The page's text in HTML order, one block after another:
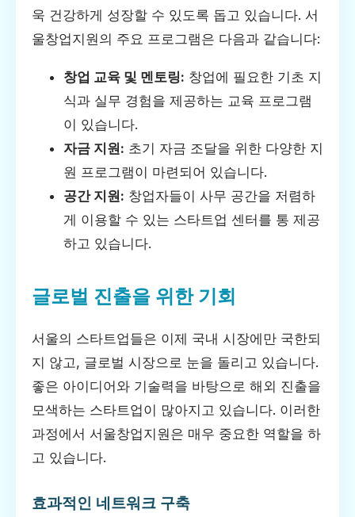
욱 건강하게 성장할 수 있도록 돕고 있습니다. 서
울창업지원의 주요 프로그램은 다음과 같습니다:
창업 교육 및 멘토링: 창업에 필요한 기초 지
식과 실무 경험을 제공하는 교육 프로그램
이 있습니다.
자금 지원: 초기 자금 조달을 위한 다양한 지
원 프로그램이 마련되어 있습니다.
공간 지원: 창업자들이 사무 공간을 저렴하
게 이용할 수 있는 스타트업 센터를 통 제공
하고 있습니다.
글로벌 진출을 위한 기회
서울의 스타트업들은 이제 국내 시장에만 국한되
지 않고, 글로벌 시장으로 눈을 돌리고 있습니다.
좋은 아이디어와 기술력을 바탕으로 해외 진출을
모색하는 스타트업이 많아지고 있습니다. 이러한
과정에서 서울창업지원은 매우 중요한 역할을 하
고 있습니다.
효과적인 네트워크 구축